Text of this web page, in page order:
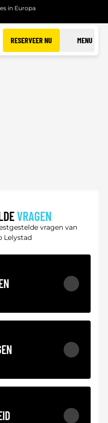
in Europa
RESERVEER NU MENU
VRAGEN
vragen van
Lelystad